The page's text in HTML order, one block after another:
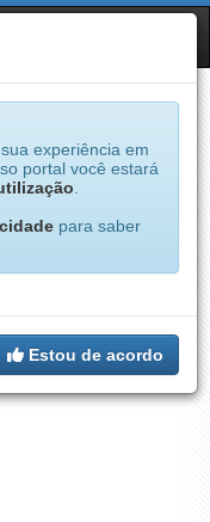
experiência em
portal você estará
para saber
Estou de acordo